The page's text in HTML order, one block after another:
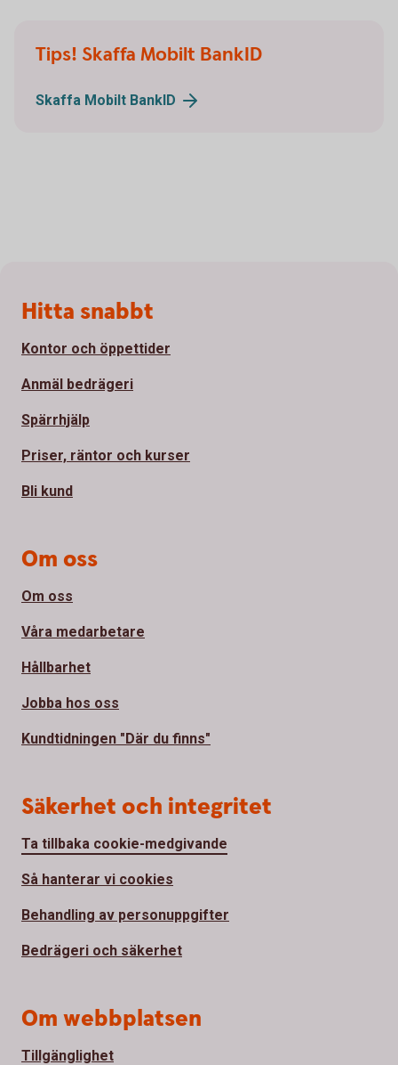
Tips! Skaffa Mobilt BankID
Skaffa Mobilt BankID
Sidfot
Hitta snabbt
Kontor och öppettider
Anmäl bedrägeri
Spärrhjälp
Priser, räntor och kurser
Bli kund
Om oss
Om oss
Våra medarbetare
Hållbarhet
Jobba hos oss
Kundtidningen "Där du finns"
Säkerhet och integritet
Ta tillbaka cookie-medgivande
Så hanterar vi cookies
Behandling av personuppgifter
Bedrägeri och säkerhet
Om webbplatsen
Tillgänglighet